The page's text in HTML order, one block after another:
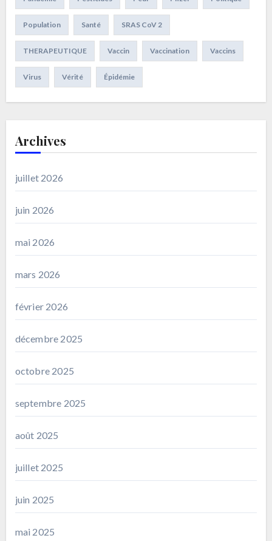
Population Santé SRAS CoV 2
THERAPEUTIQUE Vaccin Vaccination Vaccins
Virus Vérité Épidémie
Archives
juillet 2026
juin 2026
mai 2026
mars 2026
février 2026
décembre 2025
octobre 2025
septembre 2025
août 2025
juillet 2025
juin 2025
mai 2025